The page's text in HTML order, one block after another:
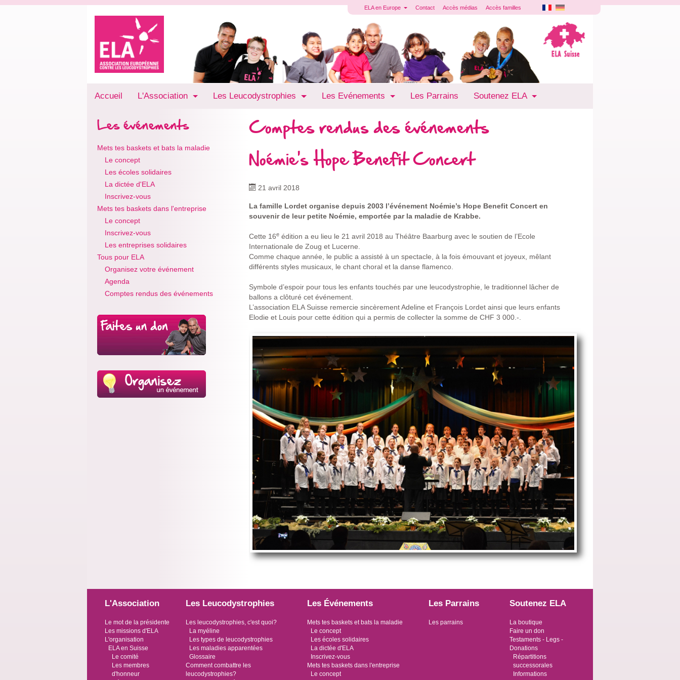
ELA en Europe Contact Accès médias Accès familles
Accueil L'Association Les Leucodystrophies Les Evénements Les Parrains Soutenez ELA
Les événements
Mets tes baskets et bats la maladie
Le concept
Les écoles solidaires
La dictée d'ELA
Inscrivez-vous
Mets tes baskets dans l'entreprise
Le concept
Inscrivez-vous
Les entreprises solidaires
Tous pour ELA
Organisez votre événement
Agenda
Comptes rendus des événements
Comptes rendus des événements
Noémie's Hope Benefit Concert
21 avril 2018
La famille Lordet organise depuis 2003 l’événement Noémie’s Hope Benefit Concert en
souvenir de leur petite Noémie, emportée par la maladie de Krabbe.
Cette 16eédition a eu lieu le 21 avril 2018 au Théâtre Baarburg avec le soutien de l’Ecole
Internationale de Zoug et Lucerne.
Comme chaque année, le public a assisté à un spectacle, à la fois émouvant et joyeux, mêlant
différents styles musicaux, le chant choral et la danse flamenco.
Symbole d’espoir pour tous les enfants touchés par une leucodystrophie, le traditionnel lâcher de
ballons a clôturé cet événement.
L’association ELA Suisse remercie sincèrement Adeline et François Lordet ainsi que leurs enfants
Elodie et Louis pour cette édition qui a permis de collecter la somme de CHF 3 000.-.
L'Association
Le mot de la présidente
Les missions d'ELA
L'organisation
ELA en Suisse
Le comité
Les membres
d'honneur
Les Leucodystrophies
Les leucodystrophies, c'est quoi?
La myéline
Les types de leucodystrophies
Les maladies apparentées
Glossaire
Comment combattre les
leucodystrophies?
Les Événements
Mets tes baskets et bats la maladie
Le concept
Les écoles solidaires
La dictée d'ELA
Inscrivez-vous
Mets tes baskets dans l'entreprise
Le concept
Les Parrains
Les parrains
Soutenez ELA
La boutique
Faire un don
Testaments - Legs -
Donations
Répartitions
successorales
Informations